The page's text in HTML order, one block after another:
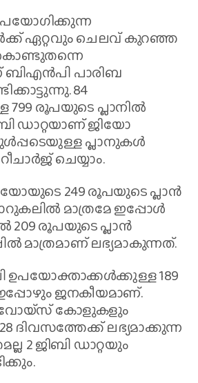
ഏറ്റവും ചെലവ് കുറഞ്ഞ
പാരിബ
84
രൂപയുടെ പ്ലാനില്‍
ഡാറ്റയാണ് ജിയോ
പ്ലാനുകള്‍
ചെയ്യാം.
249 രൂപയുടെ പ്ലാന്‍
മാത്രമേ ഇപ്പോള്‍
209 രൂപയുടെ പ്ലാന്‍
മാത്രമാണ് ലഭ്യമാകുന്നത്.
189
ജനകീയമാണ്.
വോയ്‌സ് കോളുകളും
ലഭ്യമാക്കുന്ന
2 ജിബി ഡാറ്റയും